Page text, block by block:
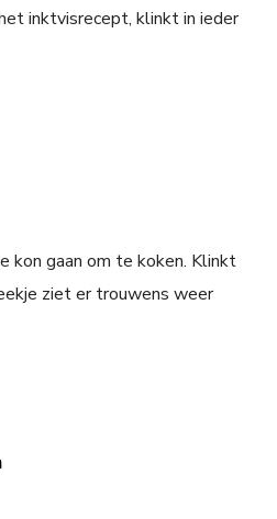
inktvisrecept, klinkt in ieder
kon gaan om te koken. Klinkt
ziet er trouwens weer
says: